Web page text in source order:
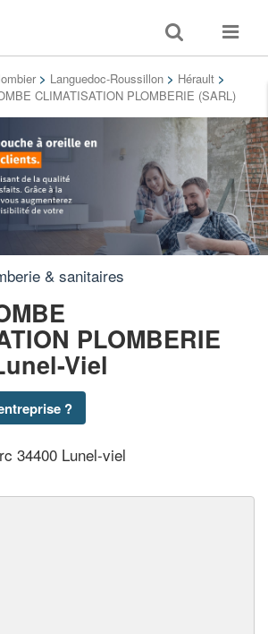
Toggle
search
Toggle
> Languedoc-Roussillon > Hérault >
CLIMATISATION PLOMBERIE (SARL)
& sanitaires
PLOMBERIE
Viel
?
34400 Lunel-viel